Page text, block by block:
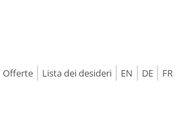
FR
DE
EN
Lista dei desideri
Offerte